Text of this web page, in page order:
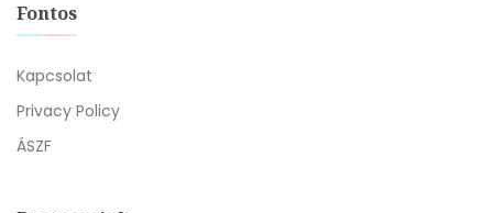
Fontos
Kapcsolat
Privacy Policy
ÁSZF